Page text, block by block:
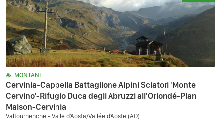
MONTANI
Cervinia-Cappella Battaglione Alpini Sciatori 'Monte
Cervino'-Rifugio Duca degli Abruzzi all'Oriondé-Plan
Maison-Cervinia
Valtournenche - Valle d'Aosta/Vallée d'Aoste (AO)